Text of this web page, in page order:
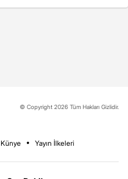
© Copyright 2026 Tüm Hakları Gizlidir.
Künye Yayın İlkeleri